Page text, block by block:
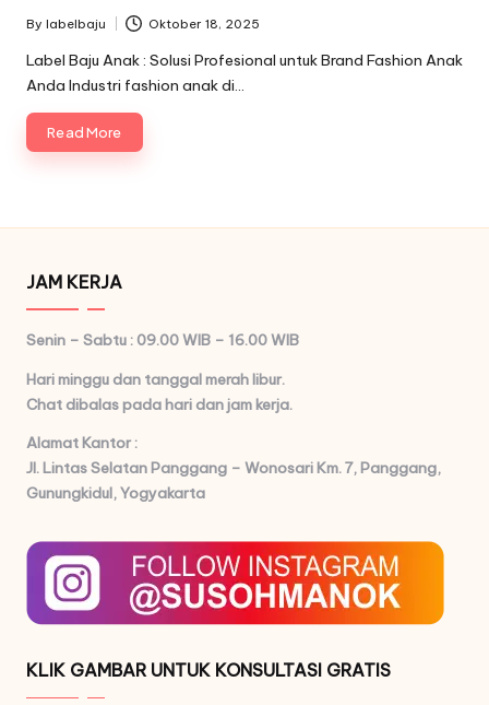
Posted
by
By labelbaju Oktober 18, 2025
Label Baju Anak : Solusi Profesional untuk Brand Fashion Anak
Anda Industri fashion anak di…
Read More
JAM KERJA
Senin – Sabtu : 09.00 WIB – 16.00 WIB
Hari minggu dan tanggal merah libur.
Chat dibalas pada hari dan jam kerja.
Alamat Kantor :
Jl. Lintas Selatan Panggang – Wonosari Km. 7, Panggang,
Gunungkidul, Yogyakarta
KLIK GAMBAR UNTUK KONSULTASI GRATIS